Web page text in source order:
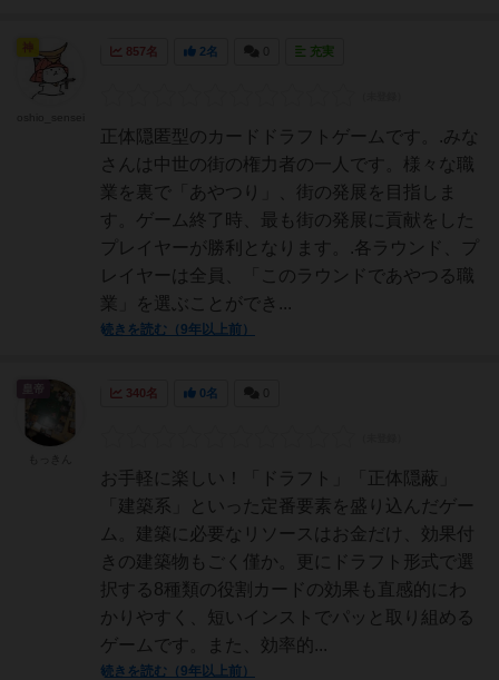
857名 2名 充実
正体隠匿型のカードドラフトゲームです。.みな
さんは中世の街の権力者の一人です。様々な職
業を裏で「あやつり」、街の発展を目指しま
す。ゲーム終了時、最も街の発展に貢献をした
プレイヤーが勝利となります。.各ラウンド、プ
レイヤーは全員、「このラウンドであやつる職
業」を選ぶことができ...
続きを読む（9年以上前）
神
340名 0名
お手軽に楽しい！「ドラフト」「正体隠蔽」
「建築系」といった定番要素を盛り込んだゲー
ム。建築に必要なリソースはお金だけ、効果付
きの建築物もごく僅か。更にドラフト形式で選
択する8種類の役割カードの効果も直感的にわ
かりやすく、短いインストでパッと取り組める
ゲームです。また、効率的...
続きを読む（9年以上前）
皇帝